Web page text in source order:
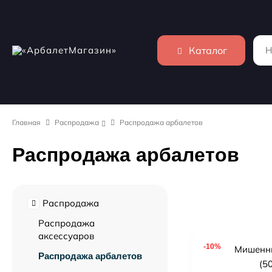
Каталог
Главная Распродажа Распродажа арбалетов
Распродажа арбалетов
-10%
Распродажа
Распродажа
аксессуаров
Распродажа арбалетов